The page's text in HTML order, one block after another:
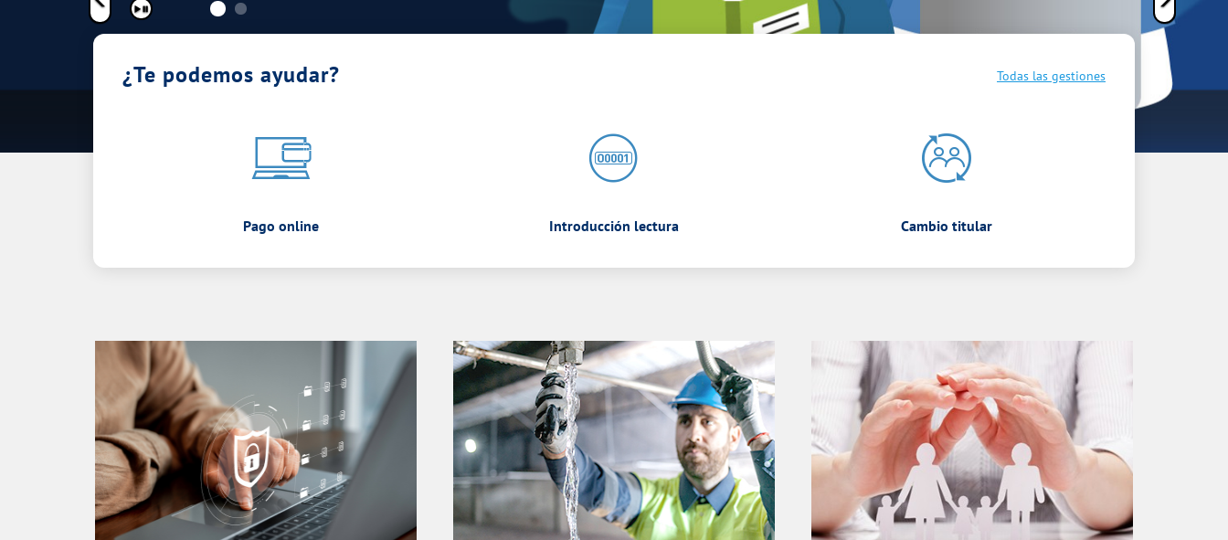
Pausar
¿Te podemos ayudar? Todas las gestiones
Pago online Introducción lectura Cambio titular